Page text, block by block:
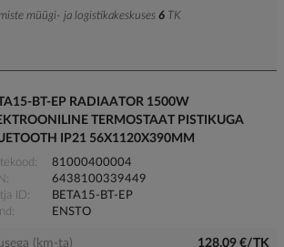
müügi- ja logistikakeskuses 6 TK
BT-EP RADIAATOR 1500W
TERMOSTAAT PISTIKUGA
IP21 56X1120X390MM
81000400004
6438100339449
ID
BETA15-BT-EP
ENSTO
(km-ta) 128,09 €/TK